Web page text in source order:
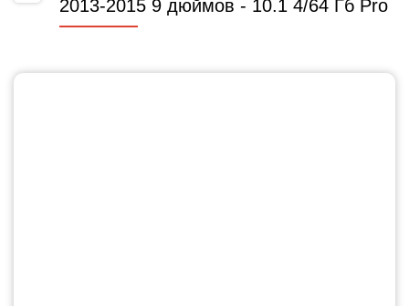
2013-2015 9 дюймов - 10.1 4/64 Гб Pro